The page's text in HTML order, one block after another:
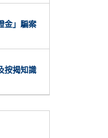
金」騙案
按揭知識